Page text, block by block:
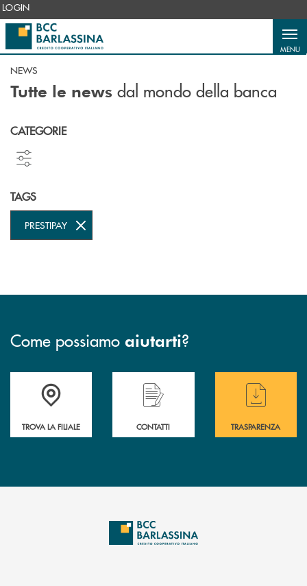
Salta al contenuto principale
LOGIN
MENU
NEWS
Tutte le news dal mondo della banca
CATEGORIE
TAGS
PRESTIPAY
Come possiamo aiutarti?
Accedi all' elenco completo delle filiali di BCC Barlassina.
TROVA LA FILIALE
Hai bisogno di assistenza immediata ?
CONTATTI
Hai bisogno di
TRASPARENZA